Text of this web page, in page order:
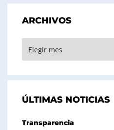
ARCHIVOS
ÚLTIMAS NOTICIAS
Transparencia